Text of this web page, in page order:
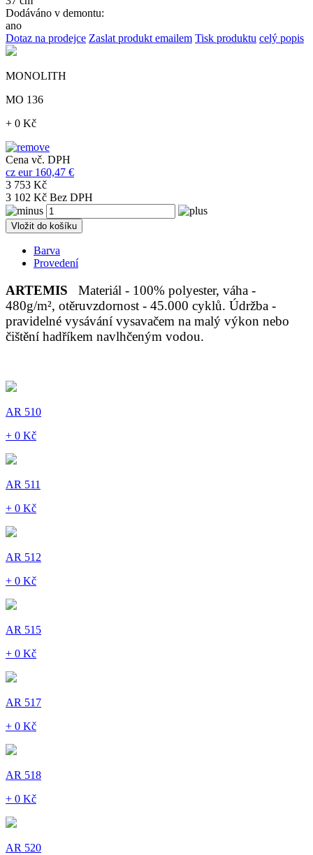
Dodáváno v demontu:
ano
Dotaz na prodejce Zaslat produkt emailem Tisk produktu celý popis
MONOLITH
MO 136
+ 0 Kč
Cena vč. DPH
cz eur 160,47 €
3 753 Kč
3 102 Kč Bez DPH
Vložit do košíku
Barva
Provedení
ARTEMIS
Materiál - 100% polyester, váha -
480g/m², otěruvzdornost - 45.000 cyklů. Údržba -
pravidelné vysávání vysavačem na malý výkon nebo
čištění hadříkem navlhčeným vodou.
AR 510
+ 0 Kč
AR 511
+ 0 Kč
AR 512
+ 0 Kč
AR 515
+ 0 Kč
AR 517
+ 0 Kč
AR 518
+ 0 Kč
AR 520